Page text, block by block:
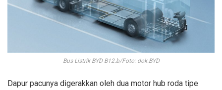
Bus Listrik BYD B12.b/Foto: dok.BYD
Dapur pacunya digerakkan oleh dua motor hub roda tipe